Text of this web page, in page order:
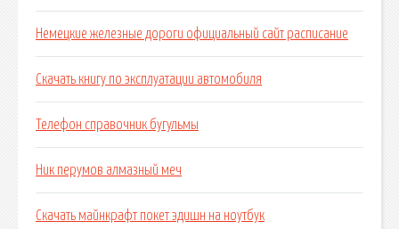
Немецкие железные дороги официальный сайт расписание
Скачать книгу по эксплуатации автомобиля
Телефон справочник бугульмы
Ник перумов алмазный меч
Скачать майнкрафт покет эдишн на ноутбук